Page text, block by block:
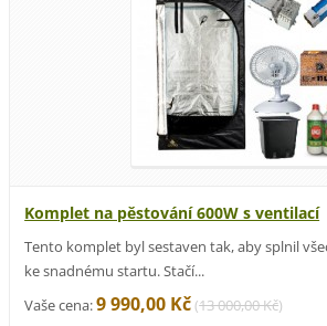
Komplet na pěstování 600W s ventilací
Tento komplet byl sestaven tak, aby splnil
ke snadnému startu. Stačí...
Vaše cena:9 990,00 Kč(13 000,00 Kč)